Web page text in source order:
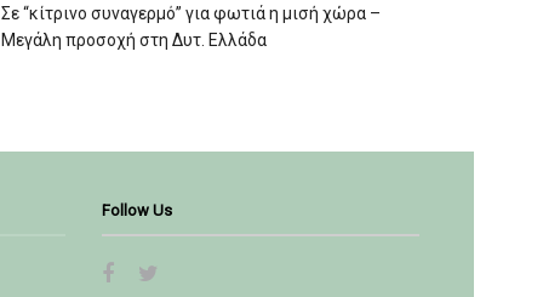
Σε “κίτρινο συναγερμό” για φωτιά η μισή χώρα –
Μεγάλη προσοχή στη Δυτ. Ελλάδα
Follow Us